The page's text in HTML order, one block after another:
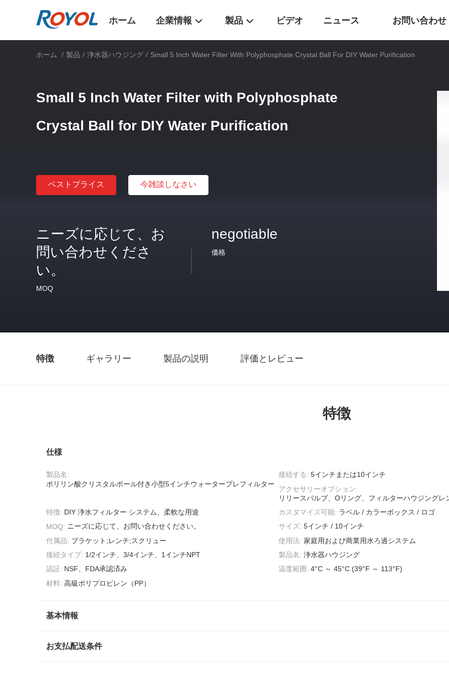
ホーム 企業情報 製品 ビデオ ニュース お問い合わせ
ホーム / 製品 / 浄水器ハウジング / Small 5 Inch Water Filter With Polyphosphate Crystal Ball For DIY Water Purification
Small 5 Inch Water Filter with Polyphosphate
Crystal Ball for DIY Water Purification
ベストプライス 今雑談しなさい
ニーズに応じて、お
問い合わせくださ
い。
MOQ
negotiable
価格
特徴 ギャラリー 製品の説明 評価とレビュー
特徴
仕様
製品名:
ポリリン酸クリスタルボール付き小型5インチウォータープレフィルター
接続する: 5インチまたは10インチ
アクセサリーオプション:
リリースバルブ、Oリング、フィルターハウジングレ
特徴: DIY 浄水フィルター システム、柔軟な用途 カスタマイズ可能: ラベル / カラーボックス / ロゴ
MOQ: ニーズに応じて、お問い合わせください。 サイズ: 5インチ / 10インチ
付属品: ブラケット;レンチ;スクリュー 使用法: 家庭用および商業用水ろ過システム
接続タイプ: 1/2インチ、3/4インチ、1インチNPT 製品名: 浄水器ハウジング
認証: NSF、FDA承認済み 温度範囲: 4°C ～ 45°C (39°F ～ 113°F)
材料: 高級ポリプロピレン（PP）
基本情報
お支払配送条件